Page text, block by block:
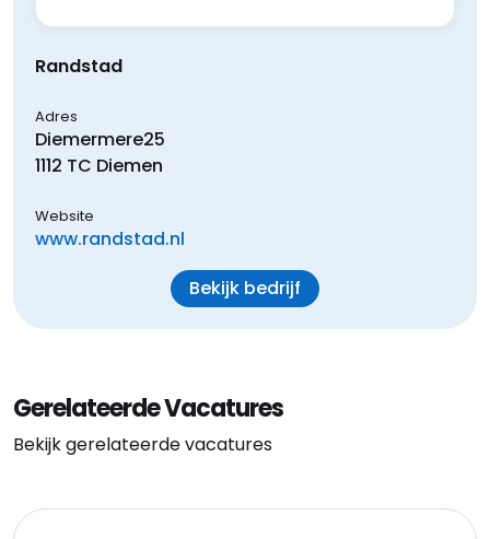
Randstad
Adres
Diemermere25
1112 TC Diemen
Website
www.randstad.nl
Bekijk bedrijf
Gerelateerde Vacatures
Bekijk gerelateerde vacatures